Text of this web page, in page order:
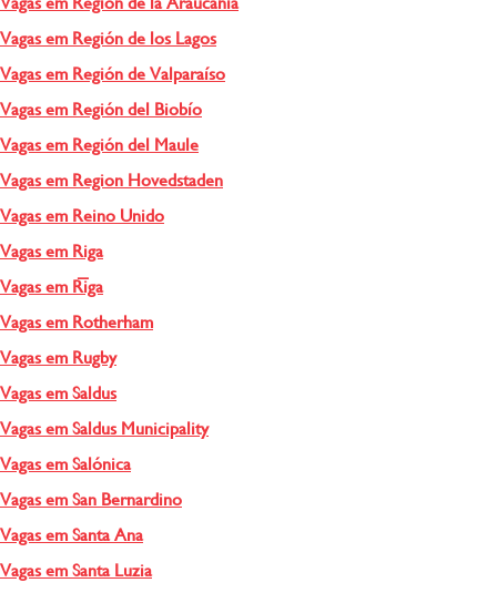
Vagas em Región de los Lagos
Vagas em Región de Valparaíso
Vagas em Región del Biobío
Vagas em Región del Maule
Vagas em Region Hovedstaden
Vagas em Reino Unido
Vagas em Riga
Vagas em Rīga
Vagas em Rotherham
Vagas em Rugby
Vagas em Saldus
Vagas em Saldus Municipality
Vagas em Salónica
Vagas em San Bernardino
Vagas em Santa Ana
Vagas em Santa Luzia